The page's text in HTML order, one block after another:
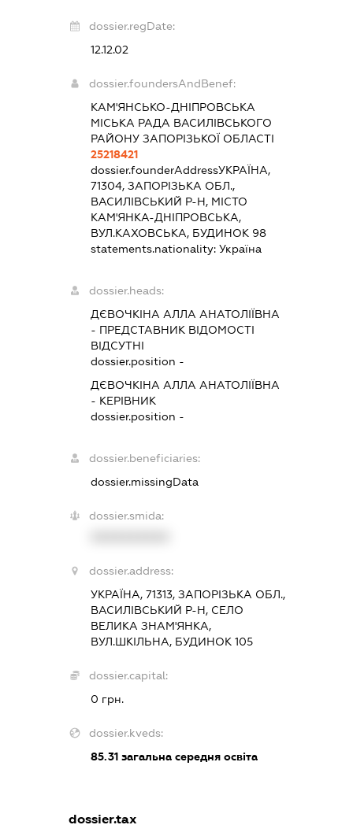
dossier.regDate:
12.12.02
dossier.foundersAndBenef:
КАМ'ЯНСЬКО-ДНІПРОВСЬКА
МІСЬКА РАДА ВАСИЛІВСЬКОГО
РАЙОНУ ЗАПОРІЗЬКОЇ ОБЛАСТІ
25218421
dossier.founderAddressУКРАЇНА,
71304, ЗАПОРІЗЬКА ОБЛ.,
ВАСИЛІВСЬКИЙ Р-Н, МІСТО
КАМ'ЯНКА-ДНІПРОВСЬКА,
ВУЛ.КАХОВСЬКА, БУДИНОК 98
statements.nationality: Україна
dossier.heads:
ДЄВОЧКІНА АЛЛА АНАТОЛІЇВНА
- ПРЕДСТАВНИКВІДОМОСТІ
ВІДСУТНІ
dossier.position -
ДЄВОЧКІНА АЛЛА АНАТОЛІЇВНА
- КЕРІВНИК
dossier.position -
dossier.beneficiaries:
dossier.missingData
dossier.smida:
dossier.address:
УКРАЇНА, 71313, ЗАПОРІЗЬКА ОБЛ.,
ВАСИЛІВСЬКИЙ Р-Н, СЕЛО
ВЕЛИКА ЗНАМ'ЯНКА,
ВУЛ.ШКІЛЬНА, БУДИНОК 105
dossier.capital:
0 грн.
dossier.kveds:
85.31загальна середня освіта
dossier.tax